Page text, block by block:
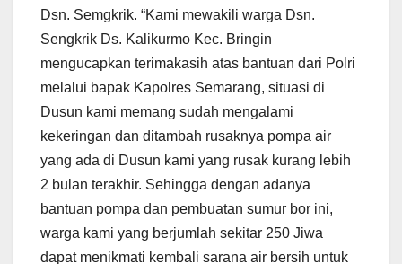
Dsn. Semgkrik. “Kami mewakili warga Dsn.
Sengkrik Ds. Kalikurmo Kec. Bringin
mengucapkan terimakasih atas bantuan dari Polri
melalui bapak Kapolres Semarang, situasi di
Dusun kami memang sudah mengalami
kekeringan dan ditambah rusaknya pompa air
yang ada di Dusun kami yang rusak kurang lebih
2 bulan terakhir. Sehingga dengan adanya
bantuan pompa dan pembuatan sumur bor ini,
warga kami yang berjumlah sekitar 250 Jiwa
dapat menikmati kembali sarana air bersih untuk